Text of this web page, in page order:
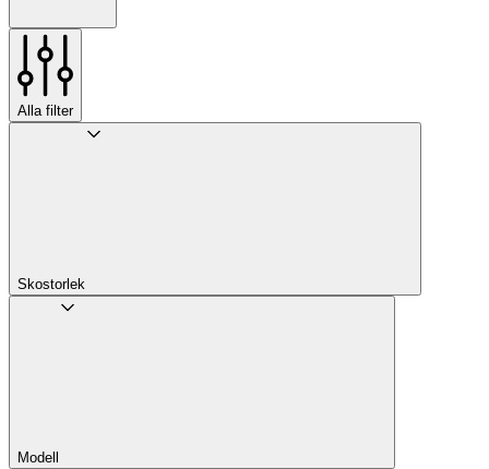
Alla filter
Skostorlek
Modell